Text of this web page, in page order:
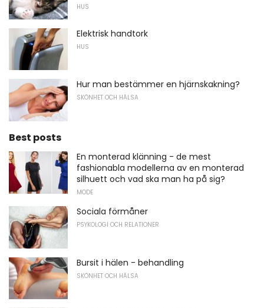
HUS
Elektrisk handtork
HUS
Hur man bestämmer en hjärnskakning?
SKÖNHET OCH HÄLSA
Best posts
En monterad klänning - de mest
fashionabla modellerna av en monterad
silhuett och vad ska man ha på sig?
MODE
Sociala förmåner
PSYKOLOGI OCH RELATIONER
Bursit i hälen - behandling
SKÖNHET OCH HÄLSA